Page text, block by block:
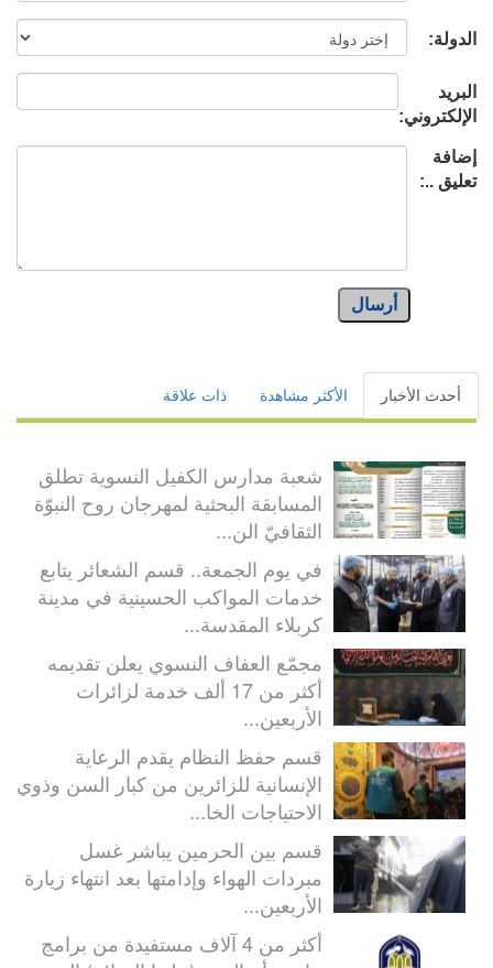
الدولة:
البريد
الإلكتروني:
إضافة
تعليق ..:
أرسال
أحدث الأخبار الأكثر مشاهدة ذات علاقة
شعبة مدارس الكفيل النسوية تطلق
المسابقة البحثية لمهرجان روح النبوّة
الثقافيّ الن...
في يوم الجمعة.. قسم الشعائر يتابع
خدمات المواكب الحسينية في مدينة
كربلاء المقدسة...
مجمّع العفاف النسوي يعلن تقديمه
أكثر من 17 ألف خدمة لزائرات
الأربعين...
قسم حفظ النظام يقدم الرعاية
الإنسانية للزائرين من كبار السن وذوي
الاحتياجات الخا...
قسم بين الحرمين يباشر غسل
مبردات الهواء وإدامتها بعد انتهاء زيارة
الأربعين...
أكثر من 4 آلاف مستفيدة من برامج